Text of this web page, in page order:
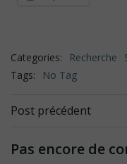
Categories: Recherche
Tags:
No Tag
de
Post précédent
Pas encore de